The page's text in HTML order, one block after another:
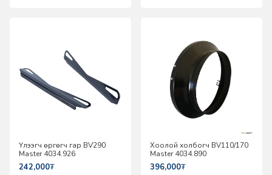
Үлээгч өргөгч гар BV290
Master 4034.926
242,000₮
Хоолой холбогч BV110/170
Master 4034.890
396,000₮